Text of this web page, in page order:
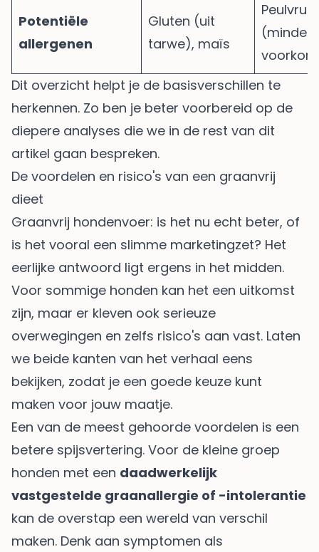
Potentiële
allergenen
Gluten (uit
tarwe), maïs
(minder
Dit overzicht helpt je de basisverschillen te
herkennen. Zo ben je beter voorbereid op de
diepere analyses die we in de rest van dit
artikel gaan bespreken.
De voordelen en risico's van een graanvrij
dieet
Graanvrij hondenvoer: is het nu echt beter, of
is het vooral een slimme marketingzet? Het
eerlijke antwoord ligt ergens in het midden.
Voor sommige honden kan het een uitkomst
zijn, maar er kleven ook serieuze
overwegingen en zelfs risico's aan vast. Laten
we beide kanten van het verhaal eens
bekijken, zodat je een goede keuze kunt
maken voor jouw maatje.
Een van de meest gehoorde voordelen is een
betere spijsvertering. Voor de kleine groep
honden met een daadwerkelijk
vastgestelde graanallergie of -intolerantie
kan de overstap een wereld van verschil
maken. Denk aan symptomen als